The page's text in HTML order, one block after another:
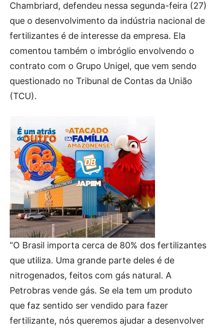
Chambriard, defendeu nessa segunda-feira (27)
que o desenvolvimento da indústria nacional de
fertilizantes é de interesse da empresa. Ela
comentou também o imbróglio envolvendo o
contrato com o Grupo Unigel, que vem sendo
questionado no Tribunal de Contas da União
(TCU).
“O Brasil importa cerca de 80% dos fertilizantes
que utiliza. Uma grande parte deles é de
nitrogenados, feitos com gás natural. A
Petrobras vende gás. Se ela tem um produto
que faz sentido ser vendido para fazer
fertilizante, nós queremos ajudar a desenvolver